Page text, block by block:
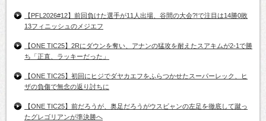
【PFL2026#12】前回負けた選手が11人出場、谷間の大会?!で注目は14勝0敗
13フィニッシュのメジエフ
【ONE TIC25】2Rにダウンを奪い、アナンの猛攻を耐えたスアキムが2-1で勝
ち「正直、ラッキーだった」
【ONE TIC25】初回にヒジでダヤカエフをふらつかせたスーパーレック、ヒ
ザの負傷で無念の返り討ちに
【ONE TIC25】前だろうが、奥足だろうがウスビャンの左足を徹底して蹴っ
たグレゴリアンが準決勝へ